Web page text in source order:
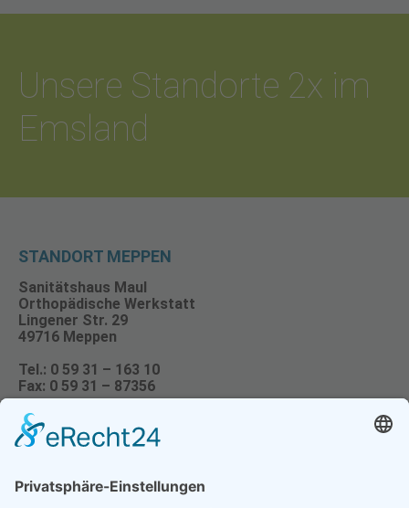
Unsere Standorte 2x im
Emsland
STANDORT MEPPEN
Sanitätshaus Maul
Orthopädische Werkstatt
Lingener Str. 29
49716 Meppen
Tel.: 0 59 31 – 163 10
Fax: 0 59 31 – 87356
Öffnungszeiten:
Montag + Dienstag: 8.30 - 18.00 Uhr
Mittwoch: 7.30 - 16.00 Uhr
Samstag: 9.00 - 13.00 Uhr